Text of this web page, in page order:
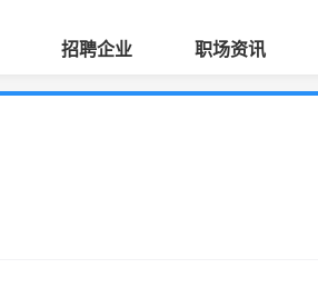
招聘企业 职场资讯